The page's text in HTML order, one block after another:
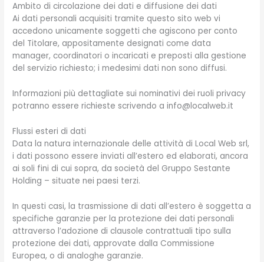
Ambito di circolazione dei dati e diffusione dei dati
Ai dati personali acquisiti tramite questo sito web vi
accedono unicamente soggetti che agiscono per conto
del Titolare, appositamente designati come data
manager, coordinatori o incaricati e preposti alla gestione
del servizio richiesto; i medesimi dati non sono diffusi.
Informazioni più dettagliate sui nominativi dei ruoli privacy
potranno essere richieste scrivendo a info@localweb.it
Flussi esteri di dati
Data la natura internazionale delle attività di Local Web srl,
i dati possono essere inviati all’estero ed elaborati, ancora
ai soli fini di cui sopra, da società del Gruppo Sestante
Holding – situate nei paesi terzi.
In questi casi, la trasmissione di dati all’estero è soggetta a
specifiche garanzie per la protezione dei dati personali
attraverso l’adozione di clausole contrattuali tipo sulla
protezione dei dati, approvate dalla Commissione
Europea, o di analoghe garanzie.